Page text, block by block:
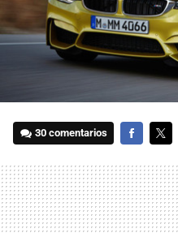
30 comentarios